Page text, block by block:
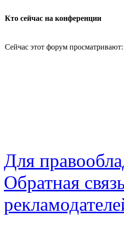
Кто сейчас на конференции
Сейчас этот форум
Для
Обратная